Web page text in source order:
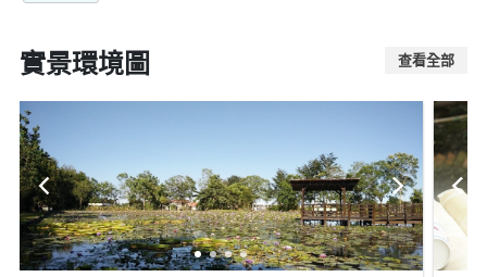
實景環境圖 查看全部